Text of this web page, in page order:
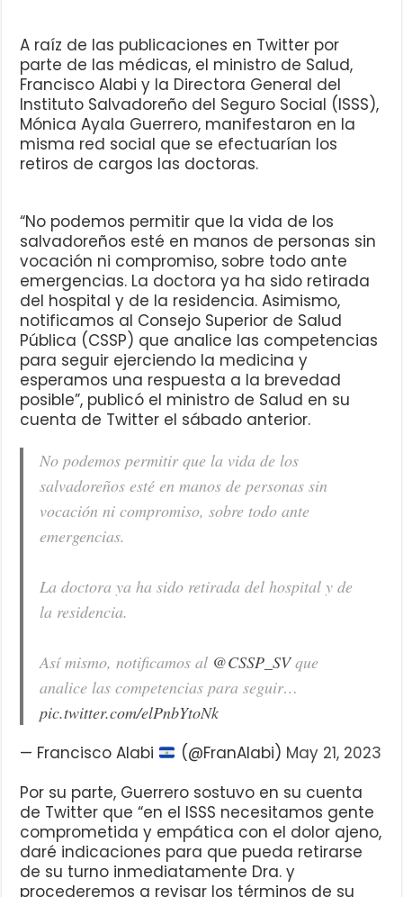
A raíz de las publicaciones en Twitter por
parte de las médicas, el ministro de Salud,
Francisco Alabi y la Directora General del
Instituto Salvadoreño del Seguro Social (ISSS),
Mónica Ayala Guerrero, manifestaron en la
misma red social que se efectuarían los
retiros de cargos las doctoras.
“No podemos permitir que la vida de los
salvadoreños esté en manos de personas sin
vocación ni compromiso, sobre todo ante
emergencias. La doctora ya ha sido retirada
del hospital y de la residencia. Asimismo,
notificamos al Consejo Superior de Salud
Pública (CSSP) que analice las competencias
para seguir ejerciendo la medicina y
esperamos una respuesta a la brevedad
posible”, publicó el ministro de Salud en su
cuenta de Twitter el sábado anterior.
No podemos permitir que la vida de los
salvadoreños esté en manos de personas sin
vocación ni compromiso, sobre todo ante
emergencias.
La doctora ya ha sido retirada del hospital y de
la residencia.
Así mismo, notificamos al @CSSP_SVque
analice las competencias para seguir…
pic.twitter.com/elPnbYtoNk
— Francisco Alabi
(@FranAlabi) May 21, 2023
Por su parte, Guerrero sostuvo en su cuenta
de Twitter que “en el ISSS necesitamos gente
comprometida y empática con el dolor ajeno,
daré indicaciones para que pueda retirarse
de su turno inmediatamente Dra. y
procederemos a revisar los términos de su